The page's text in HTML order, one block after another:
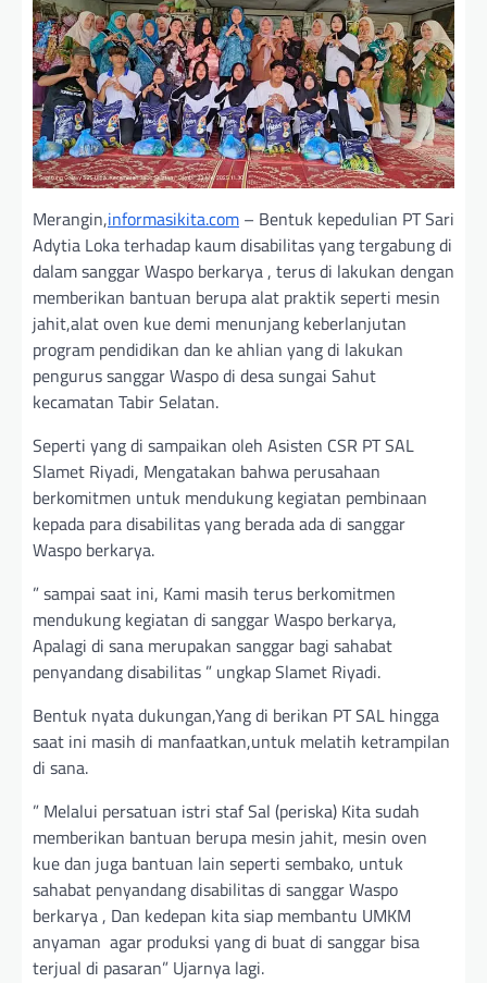
Merangin,informasikita.com – Bentuk kepedulian PT Sari
Adytia Loka terhadap kaum disabilitas yang tergabung di
dalam sanggar Waspo berkarya , terus di lakukan dengan
memberikan bantuan berupa alat praktik seperti mesin
jahit,alat oven kue demi menunjang keberlanjutan
program pendidikan dan ke ahlian yang di lakukan
pengurus sanggar Waspo di desa sungai Sahut
kecamatan Tabir Selatan.
Seperti yang di sampaikan oleh Asisten CSR PT SAL
Slamet Riyadi, Mengatakan bahwa perusahaan
berkomitmen untuk mendukung kegiatan pembinaan
kepada para disabilitas yang berada ada di sanggar
Waspo berkarya.
” sampai saat ini, Kami masih terus berkomitmen
mendukung kegiatan di sanggar Waspo berkarya,
Apalagi di sana merupakan sanggar bagi sahabat
penyandang disabilitas ” ungkap Slamet Riyadi.
Bentuk nyata dukungan,Yang di berikan PT SAL hingga
saat ini masih di manfaatkan,untuk melatih ketrampilan
di sana.
” Melalui persatuan istri staf Sal (periska) Kita sudah
memberikan bantuan berupa mesin jahit, mesin oven
kue dan juga bantuan lain seperti sembako, untuk
sahabat penyandang disabilitas di sanggar Waspo
berkarya , Dan kedepan kita siap membantu UMKM
anyaman agar produksi yang di buat di sanggar bisa
terjual di pasaran” Ujarnya lagi.